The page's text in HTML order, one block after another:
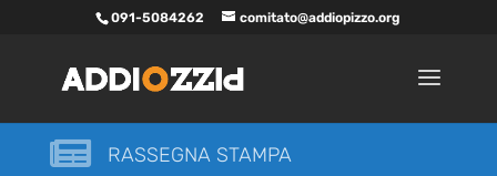
091-5084262 comitato@addiopizzo.org
 RASSEGNA STAMPA